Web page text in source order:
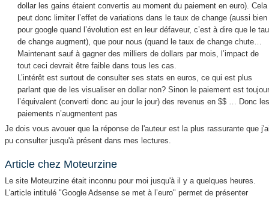
dollar les gains étaient convertis au moment du paiement en euro). Cela
peut donc limiter l’effet de variations dans le taux de change (aussi bien
pour google quand l’évolution est en leur défaveur, c’est à dire que le
de change augment), que pour nous (quand le taux de change chute…
Maintenant sauf à gagner des milliers de dollars par mois, l’impact de
tout ceci devrait être faible dans tous les cas.
L’intérêt est surtout de consulter ses stats en euros, ce qui est plus
parlant que de les visualiser en dollar non? Sinon le paiement est
l’équivalent (converti donc au jour le jour) des revenus en $$ … Donc les
paiements n’augmentent pas
Je dois vous avouer que la réponse de l'auteur est la plus rassurante que
pu consulter jusqu'à présent dans mes lectures.
Article chez Moteurzine
Le site Moteurzine était inconnu pour moi jusqu'à il y a quelques heures.
L'article intitulé "Google Adsense se met à l’euro" permet de présenter